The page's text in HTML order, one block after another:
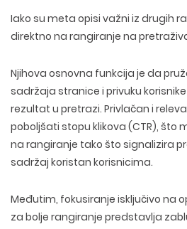
Iako su meta opisi važni iz drugih
direktno na rangiranje na
Njihova osnovna funkcija je da
sadržaja stranice i privuku
rezultat u pretrazi. Privlačan i
poboljšati stopu klikova (CTR), što
na rangiranje tako što signalizira
sadržaj koristan korisnicima.
Međutim, fokusiranje isključivo na
za bolje rangiranje predstavlja